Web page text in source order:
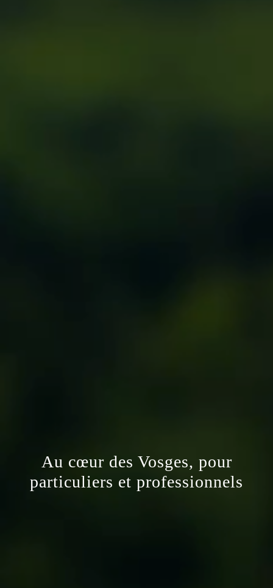
Au cœur des Vosges, pour
particuliers et professionnels